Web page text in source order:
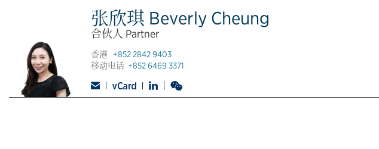
张欣琪 Beverly Cheung
合伙人 Partner
香港+852 2842 9403
移动电话+852 6469 3371